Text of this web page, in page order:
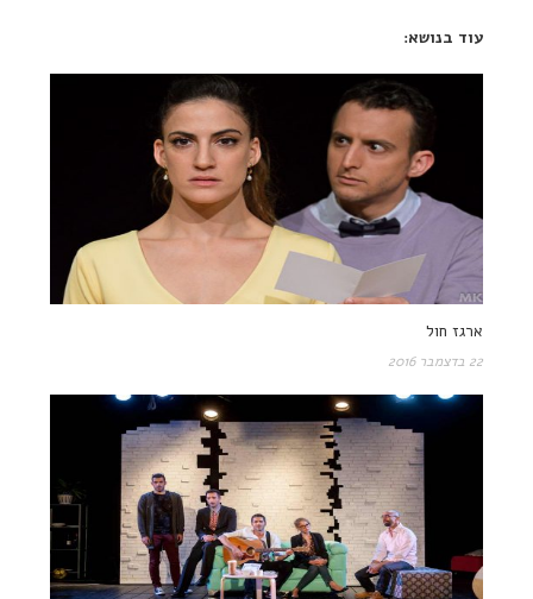
עוד בנושא:
ארגז חול
22 בדצמבר 2016